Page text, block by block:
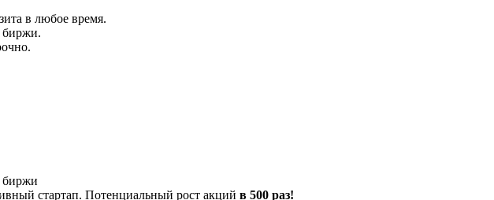
в любое время.
биржи.
биржи
стартап. Потенциальный рост акций в 500 раз!